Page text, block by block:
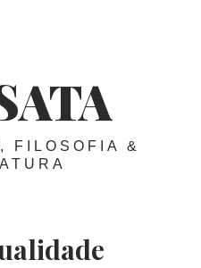
FILOSOFIA &